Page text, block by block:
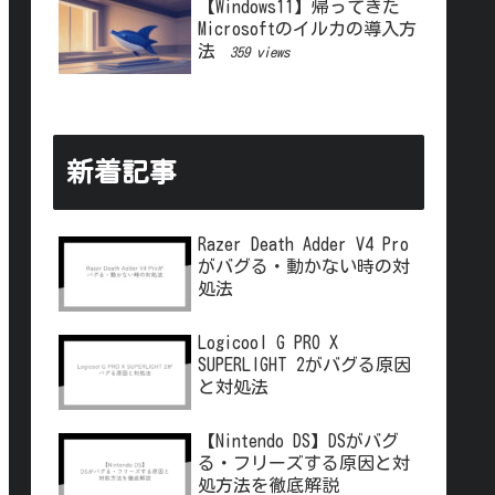
【Windows11】帰ってきた
Microsoftのイルカの導入方
法
359 views
新着記事
Razer Death Adder V4 Pro
がバグる・動かない時の対
処法
Logicool G PRO X
SUPERLIGHT 2がバグる原因
と対処法
【Nintendo DS】DSがバグ
る・フリーズする原因と対
処方法を徹底解説